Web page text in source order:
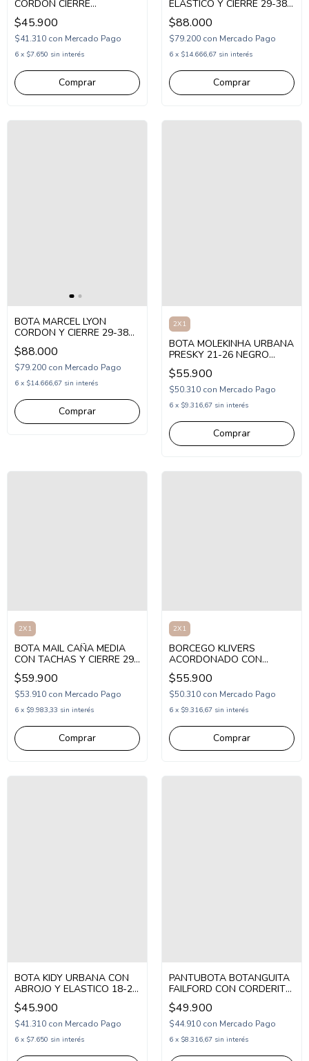
CORDON CIERRE
SINTETICO CORAZONES
21-26 NEGRO (WD1521N)
$45.900
$41.310 con Mercado Pago
6 x $7.650 sin interés
Comprar
ELASTICO Y CIERRE 29-38
NEGRO (MNAP/1N)
$88.000
$79.200 con Mercado Pago
6 x $14.666,67 sin interés
Comprar
BOTA MARCEL LYON
CORDON Y CIERRE 29-38
NEGRO (MLYON/1N)
$88.000
$79.200 con Mercado Pago
6 x $14.666,67 sin interés
Comprar
2X1
BOTA MOLEKINHA URBANA
PRESKY 21-26 NEGRO
(MK5100N)
$55.900
$50.310 con Mercado Pago
6 x $9.316,67 sin interés
Comprar
2X1
BOTA MAIL CAÑA MEDIA
CON TACHAS Y CIERRE 29-
36 NEGRO (MROK12/1N)
$59.900
$53.910 con Mercado Pago
6 x $9.983,33 sin interés
Comprar
2X1
BORCEGO KLIVERS
ACORDONADO CON
PLATAFORMA 28-36
NEGRO (KV0205/1N)
$55.900
$50.310 con Mercado Pago
6 x $9.316,67 sin interés
Comprar
BOTA KIDY URBANA CON
ABROJO Y ELASTICO 18-24
DORADO (KD1643DO)
$45.900
$41.310 con Mercado Pago
6 x $7.650 sin interés
PANTUBOTA BOTANGUITA
FAILFORD CON CORDERITO
31-36 NEGRO (BOFAIL/1N)
$49.900
$44.910 con Mercado Pago
6 x $8.316,67 sin interés